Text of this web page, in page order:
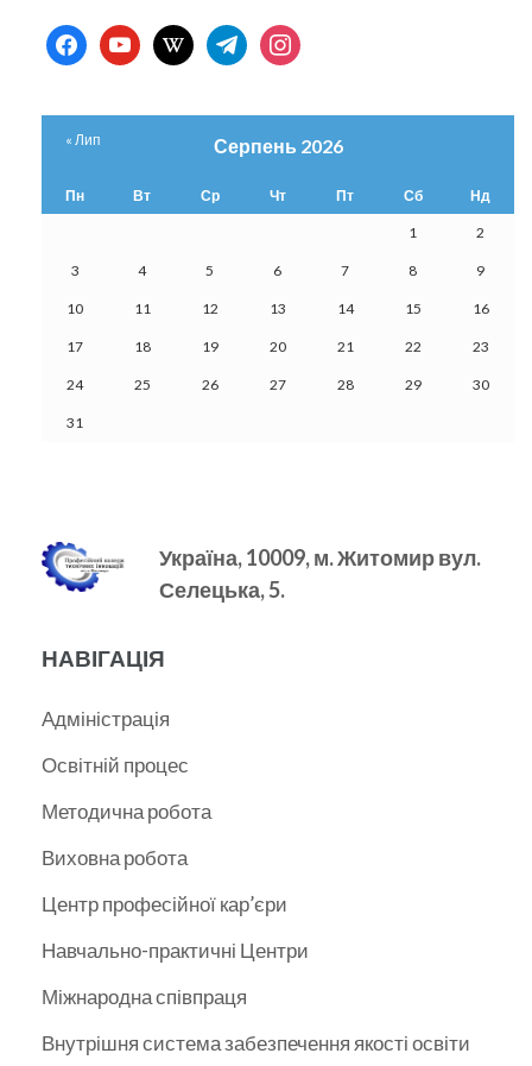
facebookyoutubewikipediatelegraminstagram
Серпень 2026
Пн Вт Ср Чт Пт Сб Нд
1 2
3 4 5 6 7 8 9
10 11 12 13 14 15 16
17 18 19 20 21 22 23
24 25 26 27 28 29 30
31
« Лип
Україна, 10009, м.Житомир вул.
Селецька, 5.
НАВІГАЦІЯ
Адміністрація
Освітній процес
Методична робота
Виховна робота
Центр професійної кар’єри
Навчально-практичні Центри
Міжнародна співпраця
Внутрішня система забезпечення якості освіти